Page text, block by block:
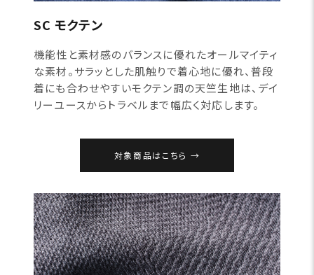
SC モクテン
機能性と素材感のバランスに優れたオールマイティ
な素材。サラッとした肌触りで着心地に優れ、普段
着にも合わせやすいモクテン調の天竺生地は、デイ
リーユースからトラベルまで幅広く対応します。
対象商品はこちら